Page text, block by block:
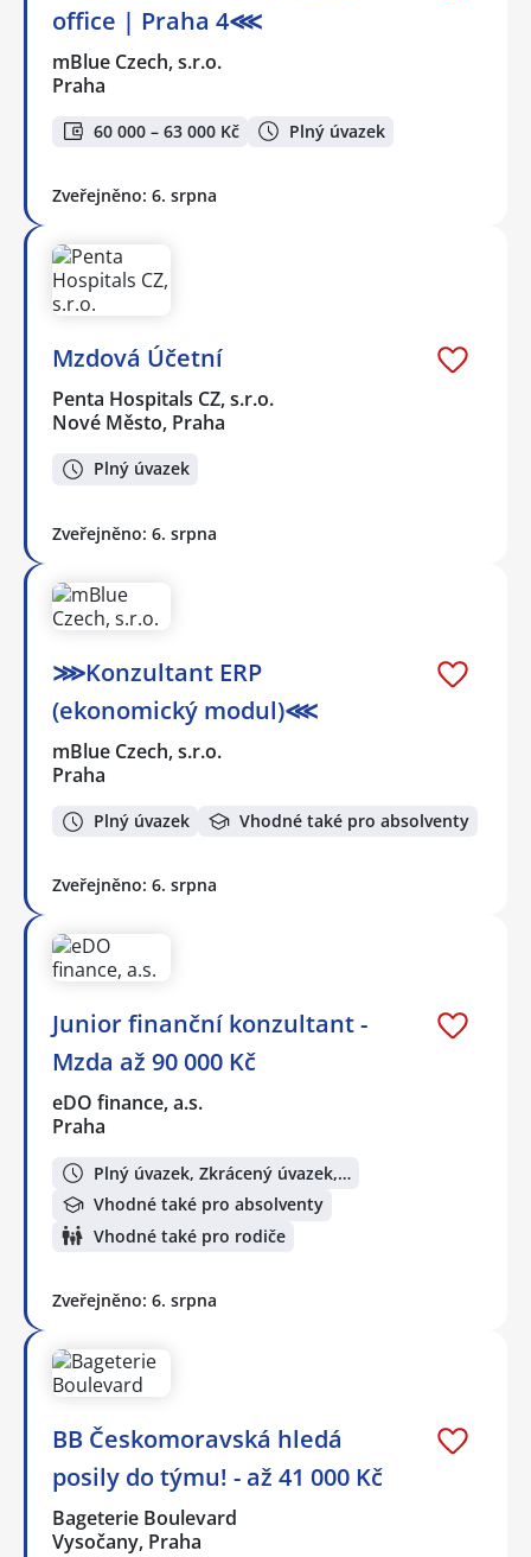
office | Praha 4⋘
mBlue Czech, s.r.o.
Praha
60 000 – 63 000 Kč Plný úvazek
Zveřejněno: 6. srpna
Mzdová Účetní
Penta Hospitals CZ, s.r.o.
Nové Město, Praha
Plný úvazek
Zveřejněno: 6. srpna
⋙Konzultant ERP
(ekonomický modul)⋘
mBlue Czech, s.r.o.
Praha
Plný úvazek Vhodné také pro absolventy
Zveřejněno: 6. srpna
Junior finanční konzultant -
Mzda až 90 000 Kč
eDO finance, a.s.
Praha
Plný úvazek, Zkrácený úvazek,…
Vhodné také pro absolventy
Vhodné také pro rodiče
Zveřejněno: 6. srpna
BB Českomoravská hledá
posily do týmu! - až 41 000 Kč
Bageterie Boulevard
Vysočany, Praha